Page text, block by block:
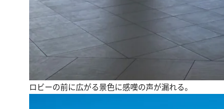
ロビーの前に広がる景色に感嘆の声が漏れる。